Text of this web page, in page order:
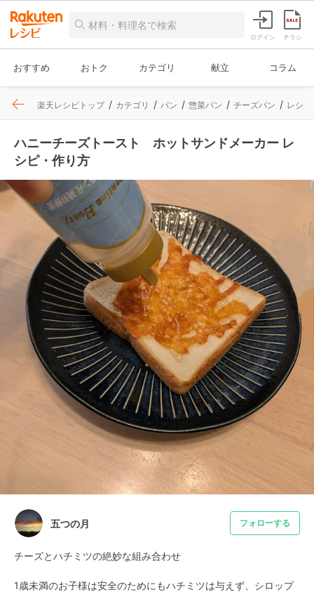
ログイン チラシ
おすすめ おトク カテゴリ 献立 コラム
楽天レシピトップ カテゴリ パン 惣菜パン チーズパン レシ
ハニーチーズトースト ホットサンドメーカー レ
シピ・作り方
五つの月 フォローする
チーズとハチミツの絶妙な組み合わせ
1歳未満のお子様は安全のためにもハチミツは与えず、シロップ